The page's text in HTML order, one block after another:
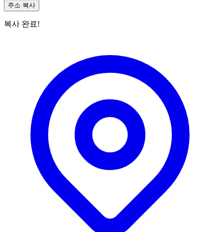
주소 복사
복사 완료!